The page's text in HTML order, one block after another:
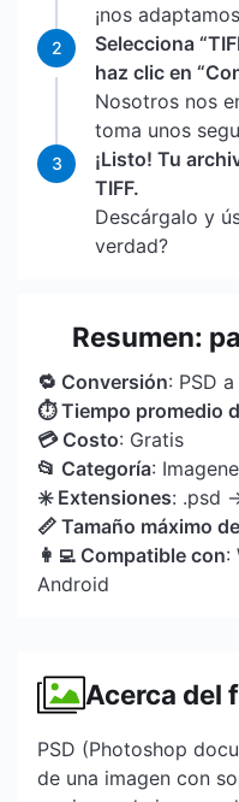
¡nos
2
Selecciona
haz clic en
Nosotros nos
toma unos
3
¡Listo! Tu
TIFF.
Descárgalo y
verdad?
Resumen:
🔁 Conversión: PSD a
⏱ Tiempo promedio
💳 Costo: Gratis
📂 Categoría:
✳️ Extensiones: .psd
📏 Tamaño máximo
👩‍💻 Compatible con:
Android
Acerca del
PSD (Photoshop
de una imagen con